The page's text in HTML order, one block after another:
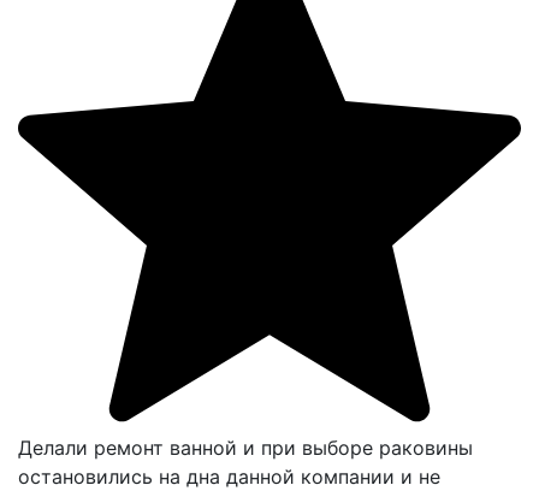
Делали ремонт ванной и при выборе раковины
остановились на дна данной компании и не